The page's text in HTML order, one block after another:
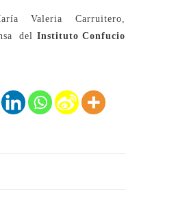
Valeria Carruitero,
del Instituto Confucio